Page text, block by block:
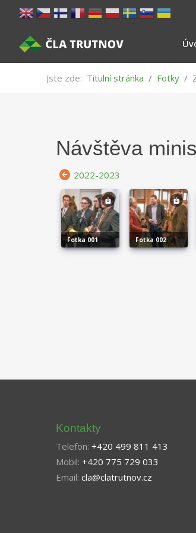
Jste zde: Titulní stránka Fotky
Návštěva
2022-2023
fotka 001 fotka 002
Kontakty
Telefon: +420 499 811 413
Mobil: +420 775 729 033
Email: cla@clatrutnov.cz